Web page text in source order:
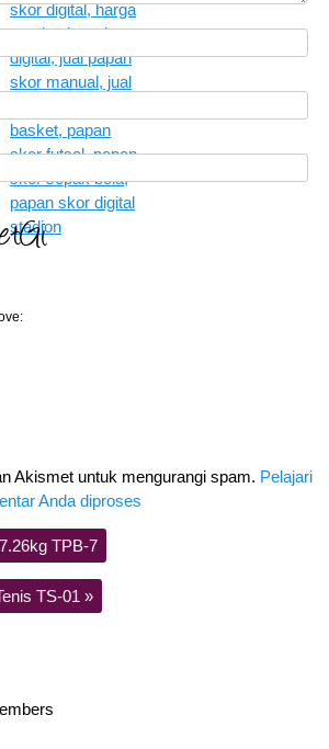
Akismet untuk mengurangi spam. Pelajari
Anda diproses
TPB-7
TS-01 »